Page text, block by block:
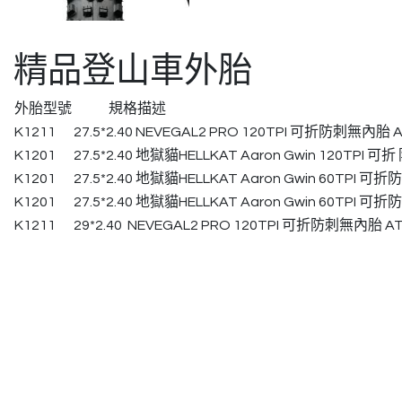
精品登山車外胎
外胎型號
規格描述
K1211
27.5*2.40 NEVEGAL2 PRO 120TPI 可折防刺無內胎
K1201
27.5*2.40 地獄貓HELLKAT Aaron Gwin 120TPI 可
K1201
27.5*2.40 地獄貓HELLKAT Aaron Gwin 60TPI 可折
K1201
27.5*2.40 地獄貓HELLKAT Aaron Gwin 60TPI 可折
K1211
29*2.40 NEVEGAL2 PRO 120TPI 可折防刺無內胎